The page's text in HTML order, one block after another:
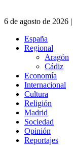
6 de agosto de 2026
España
Regional
Aragón
Cádiz
Economía
Internacional
Cultura
Religión
Madrid
Sociedad
Opinión
Reportajes